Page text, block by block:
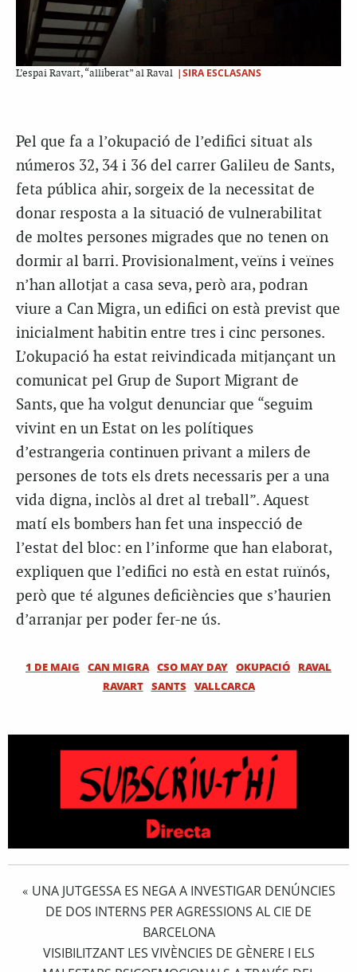
L’espai Ravart, “alliberat” al Raval |SIRA ESCLASANS
Pel que fa a l’okupació de l’edifici situat als
números 32, 34 i 36 del carrer Galileu de Sants,
feta pública ahir, sorgeix de la necessitat de
donar resposta a la situació de vulnerabilitat
de moltes persones migrades que no tenen on
dormir al barri. Provisionalment, veïns i veïnes
n’han allotjat a casa seva, però ara, podran
viure a Can Migra, un edifici on està previst que
inicialment habitin entre tres i cinc persones.
L’okupació ha estat reivindicada mitjançant un
comunicat pel Grup de Suport Migrant de
Sants, que ha volgut denunciar que “seguim
vivint en un Estat on les polítiques
d’estrangeria continuen privant a milers de
persones de tots els drets necessaris per a una
vida digna, inclòs al dret al treball”. Aquest
matí els bombers han fet una inspecció de
l’estat del bloc: en l’informe que han elaborat,
expliquen que l’edifici no està en estat ruïnós,
però que té algunes deficiències que s’haurien
d’arranjar per poder fer-ne ús.
1 DE MAIG CAN MIGRA CSO MAY DAY OKUPACIÓ
RAVAL
RAVART SANTS VALLCARCA
« UNA JUTGESSA ES NEGA A INVESTIGAR DENÚNCIES
DE DOS INTERNS PER AGRESSIONS AL CIE DE
BARCELONA
VISIBILITZANT LES VIVÈNCIES DE GÈNERE I ELS